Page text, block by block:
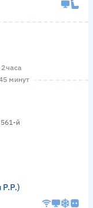
часа
минут
й
Р.Р.)